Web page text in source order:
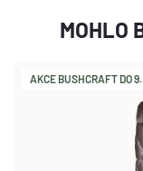
MOHLO
AKCE BUSHCRAFT DO